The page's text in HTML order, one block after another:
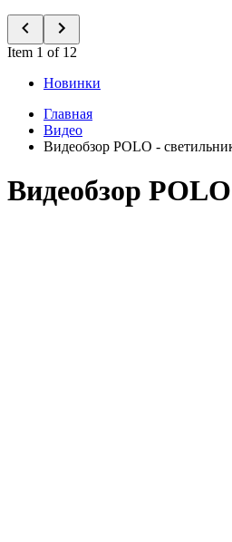
Item 1 of 12
Новинки
Главная
Видео
Видеобзор POLO -
Видеобзор